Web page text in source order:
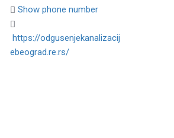
Show phone number
https://odgusenjekanalizacij
ebeograd.re.rs/